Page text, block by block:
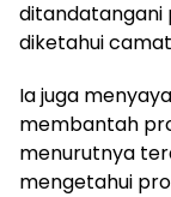
ditandatangani
diketahui
Ia juga
membantah
menurutnya
mengetahui